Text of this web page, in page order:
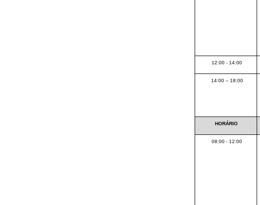
12:00 - 14:00
14:00 – 18:00
HORÁRIO
08:00 - 12:00